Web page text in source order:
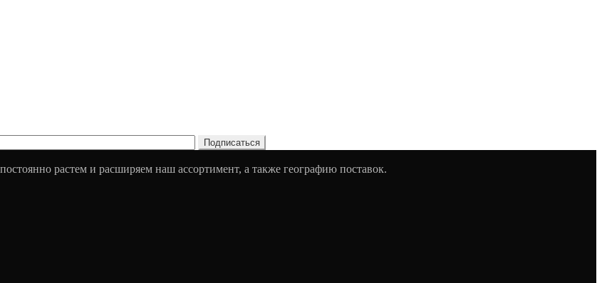
растем и расширяем наш ассортимент, а также географию поставок.